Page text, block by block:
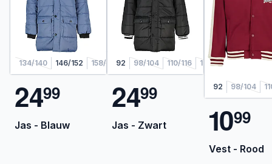
134/140 146/152 158/164
2499
Jas - Blauw
92 98/104 110/116 122/128
2499
Jas - Zwart
92 98/104
1099
Vest - Rood